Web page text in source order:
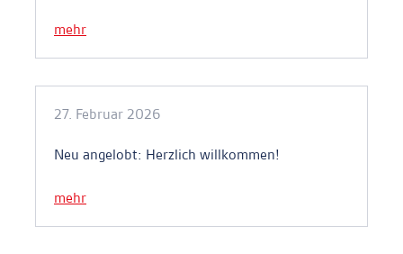
mehr
27. Februar 2026
Neu angelobt: Herzlich willkommen!
mehr